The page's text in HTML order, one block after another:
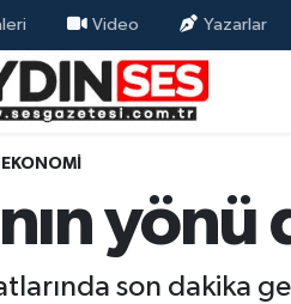
Video Yazarlar
EKONOMI
son dakika
Eczaneler
Haritası